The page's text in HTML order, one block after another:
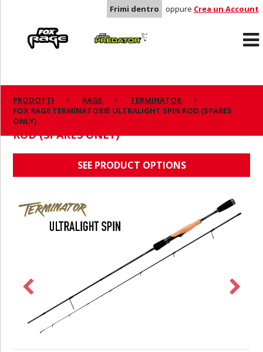
Frimi dentro oppure Crea un Account
Predator
PRODOTTI RAGE
TERMINATOR
FOX RAGE TERMINATOR® ULTRALIGHT SPIN ROD (SPARES
ONLY)
FOX RAGE TERMINATOR® ULTRALIGHT SPIN
ROD (SPARES ONLY)
SEE PRODUCT OPTIONS